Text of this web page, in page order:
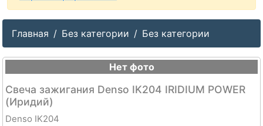
Главная Без категории Без категории
Нет фото
Свеча зажигания Denso IK204 IRIDIUM POWER
(Иридий)
Denso IK204